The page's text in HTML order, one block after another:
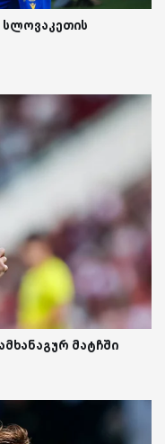
სლოვაკეთის
მატჩში